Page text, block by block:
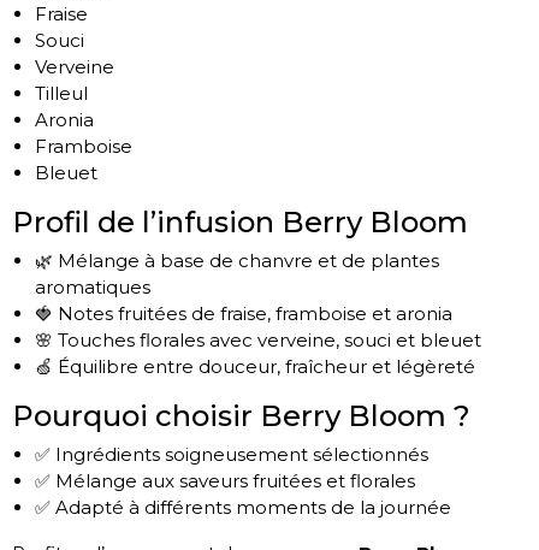
Fraise
Souci
Verveine
Tilleul
Aronia
Framboise
Bleuet
Profil de l’infusion Berry Bloom
🌿 Mélange à base de chanvre et de plantes
aromatiques
🍓 Notes fruitées de fraise, framboise et aronia
🌸 Touches florales avec verveine, souci et bleuet
🍏 Équilibre entre douceur, fraîcheur et légèreté
Pourquoi choisir Berry Bloom ?
✅ Ingrédients soigneusement sélectionnés
✅ Mélange aux saveurs fruitées et florales
✅ Adapté à différents moments de la journée